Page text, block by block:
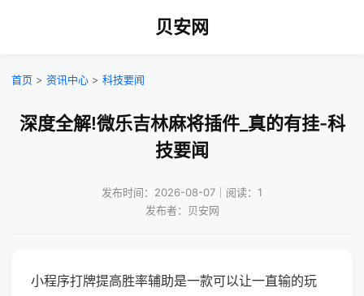
贝安网
首页 > 资讯中心 > 科技要闻
深度全解!微乐吉林麻将插件_真的有挂-科
技要闻
发布时间：2026-08-07｜阅读：1
发布者：贝安网
小程序打牌提高胜率辅助是一款可以让一直输的玩